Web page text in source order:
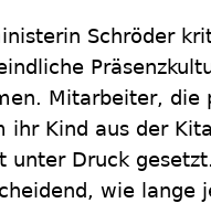
Schröder
Mitarbeiter, die
ihr Kind aus der
unter Druck
wie lange